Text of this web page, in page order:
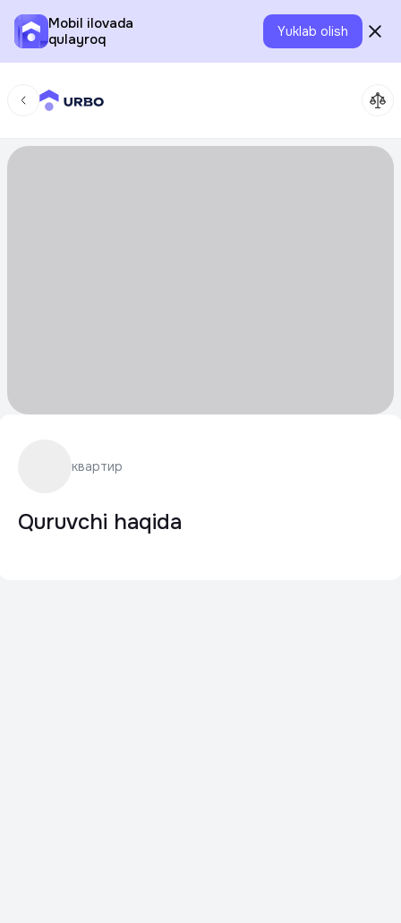
Mobil ilovada
qulayroq
Yuklab olish
квартир
Quruvchi haqida